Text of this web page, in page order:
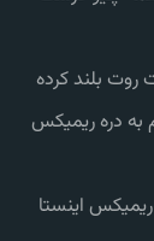
بلند کرده
دره ریمیکس
اینستا